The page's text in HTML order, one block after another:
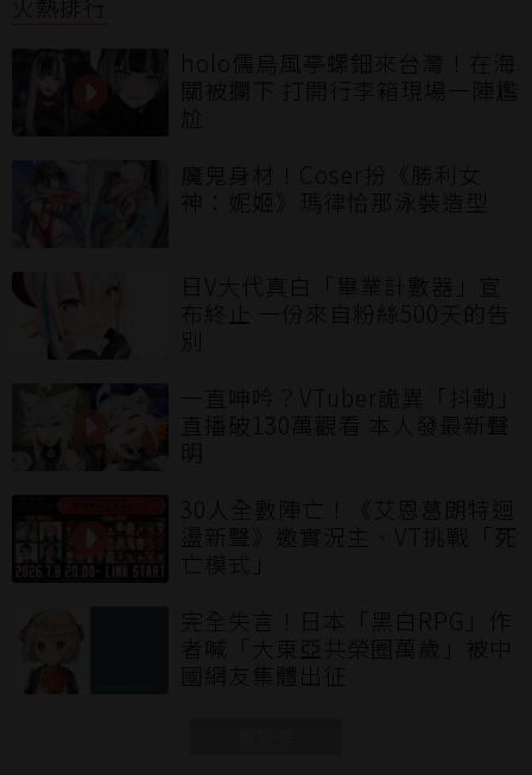
火熱排行
holo儒烏風亭螺鈿來台灣！在海
關被攔下 打開行李箱現場一陣尷
尬
魔鬼身材！Coser扮《勝利女
神：妮姬》瑪律恰那泳裝造型
日V大代真白「畢業計數器」宣
布終止 一份來自粉絲500天的告
別
一直呻吟？VTuber詭異「抖動」
直播破130萬觀看 本人發最新聲
明
30人全數陣亡！《艾恩葛朗特迴
盪新聲》邀實況主、VT挑戰「死
亡模式」
完全失言！日本「黑白RPG」作
者喊「大東亞共榮圈萬歲」被中
國網友集體出征